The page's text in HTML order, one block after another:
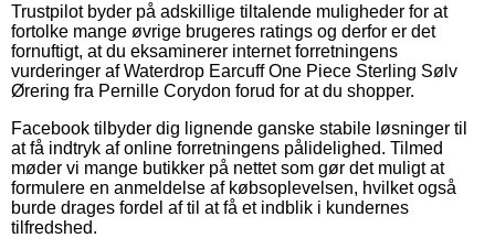
Trustpilot byder på adskillige tiltalende muligheder for at
fortolke mange øvrige brugeres ratings og derfor er det
fornuftigt, at du eksaminerer internet forretningens
vurderinger af Waterdrop Earcuff One Piece Sterling Sølv
Ørering fra Pernille Corydon forud for at du shopper.
Facebook tilbyder dig lignende ganske stabile løsninger til
at få indtryk af online forretningens pålidelighed. Tilmed
møder vi mange butikker på nettet som gør det muligt at
formulere en anmeldelse af købsoplevelsen, hvilket også
burde drages fordel af til at få et indblik i kundernes
tilfredshed.